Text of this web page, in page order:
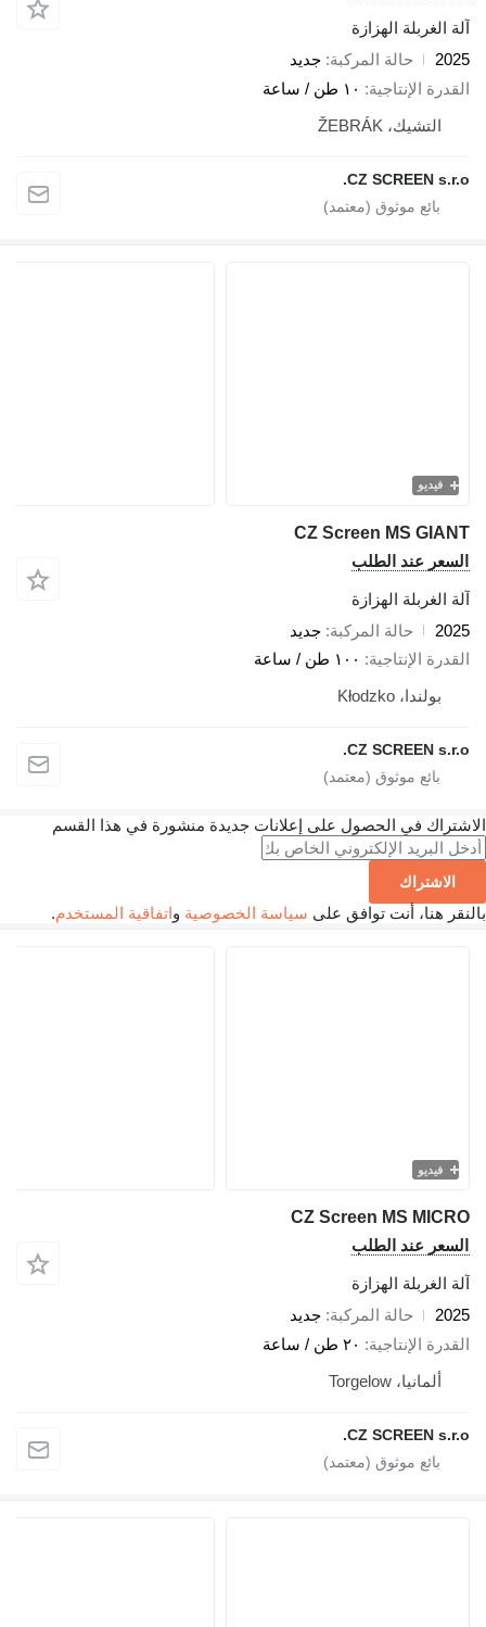
الغربلة الهزازة
حالة المركبة جديد
الإنتاجية ١٠ طن / ساعة
التشيك، ŽEBRÁK
CZ SCREEN
فيديو
CZ Screen MS
عند الطلب
الغربلة الهزازة
حالة المركبة جديد
الإنتاجية ١٠٠ طن / ساعة
بولندا، Kłodzko
CZ SCREEN
في الحصول على إعلانات جديدة منشورة في هذا القسم
الاشتراك
هنا، أنت توافق علىسياسة الخصوصيةواتفاقية المستخدم.
فيديو
CZ Screen MS
عند الطلب
الغربلة الهزازة
حالة المركبة جديد
الإنتاجية ٢٠ طن / ساعة
ألمانيا، Torgelow
CZ SCREEN